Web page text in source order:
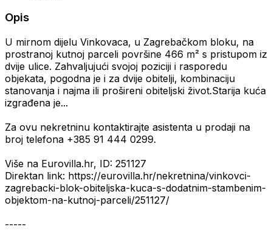
Opis
U mirnom dijelu Vinkovaca, u Zagrebačkom bloku, na
prostranoj kutnoj parceli površine 466 m² s pristupom iz
dvije ulice. Zahvaljujući svojoj poziciji i rasporedu
objekata, pogodna je i za dvije obitelji, kombinaciju
stanovanja i najma ili prošireni obiteljski život.Starija kuća
izgrađena je...
Za ovu nekretninu kontaktirajte asistenta u prodaji na
broj telefona +385 91 444 0299.
Više na Eurovilla.hr, ID: 251127
Direktan link: https://eurovilla.hr/nekretnina/vinkovci-
zagrebacki-blok-obiteljska-kuca-s-dodatnim-stambenim-
objektom-na-kutnoj-parceli/251127/
-----